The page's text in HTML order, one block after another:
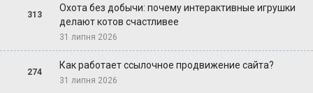
313
Охота без добычи: почему интерактивные игрушки
делают котов счастливее
31 липня 2026
274
Как работает ссылочное продвижение сайта?
31 липня 2026